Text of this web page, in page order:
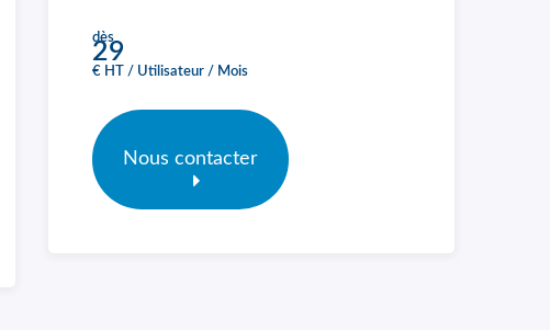
dès
29
€ HT / Utilisateur / Mois
Nous contacter